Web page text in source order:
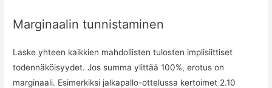
Marginaalin tunnistaminen
Laske yhteen kaikkien mahdollisten tulosten implisiittiset
todennäköisyydet. Jos summa ylittää 100%, erotus on
marginaali. Esimerkiksi jalkapallo-ottelussa kertoimet 2.10